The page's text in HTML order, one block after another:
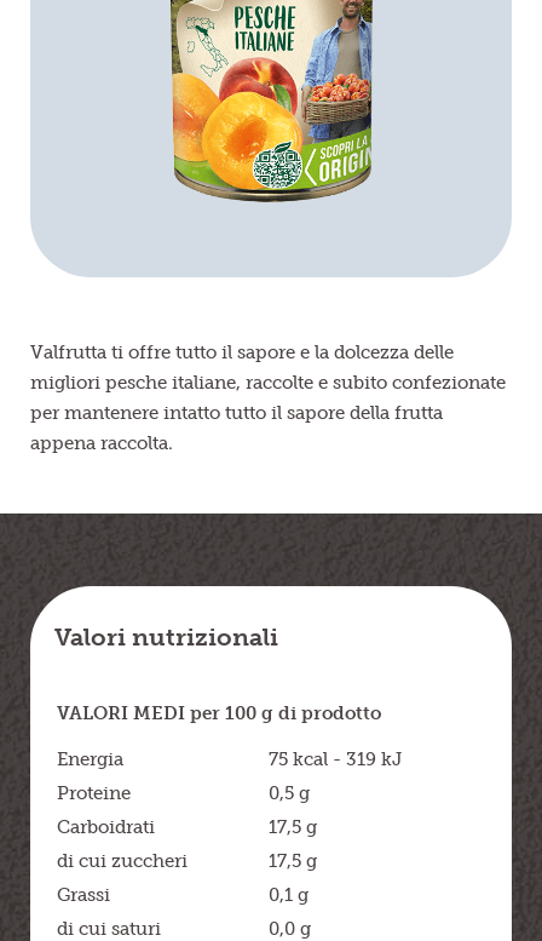
Valfrutta ti offre tutto il sapore e la dolcezza delle
migliori pesche italiane, raccolte e subito confezionate
per mantenere intatto tutto il sapore della frutta
appena raccolta.
Valori nutrizionali
VALORI MEDI per 100 g di prodotto
Energia
75 kcal - 319 kJ
Proteine
0,5 g
Carboidrati
17,5 g
di cui zuccheri
17,5 g
Grassi
0,1 g
di cui saturi
0,0 g